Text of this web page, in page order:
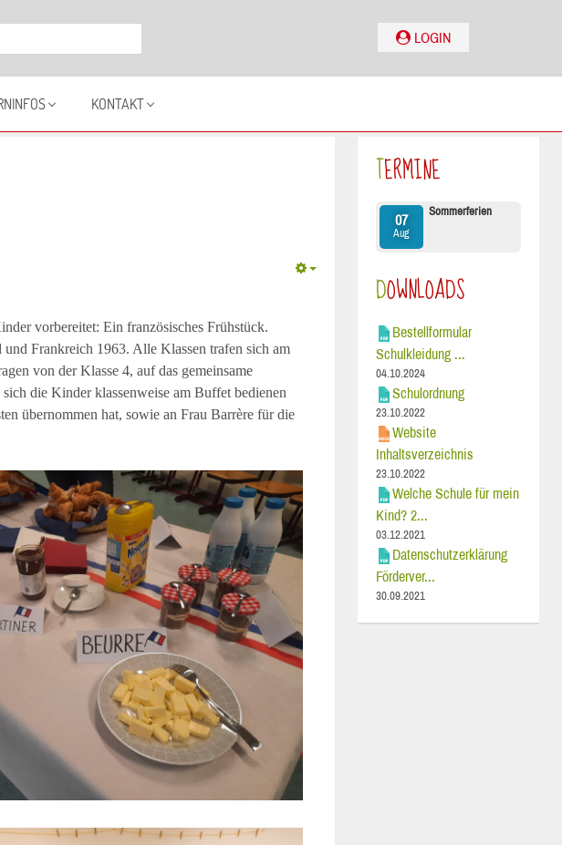
LOGIN
KONTAKT
vorbereitet: Ein französisches Frühstück.
Frankreich 1963. Alle Klassen trafen sich am
von der Klasse 4, auf das gemeinsame
die Kinder klassenweise am Buffet bedienen
übernommen hat, sowie an Frau Barrère für die
TERMINE
07
Aug
Sommerferien
DOWNLOADS
Bestellformular
Schulkleidung ...
04.10.2024
Schulordnung
23.10.2022
Website
Inhaltsverzeichnis
23.10.2022
Welche Schule für mein
Kind? 2...
03.12.2021
Datenschutzerklärung
Förderver...
30.09.2021